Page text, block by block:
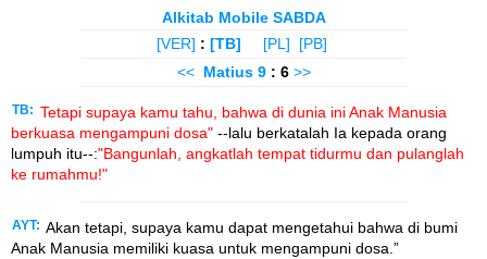
Alkitab Mobile SABDA
[VER] : [TB] [PL]
[PB]
<< Matius 9 : 6 >>
TB: Tetapi supaya kamu tahu, bahwa di dunia ini Anak Manusia
berkuasa mengampuni dosa" --lalu berkatalah Ia kepada orang
lumpuh itu--:"Bangunlah, angkatlah tempat tidurmu dan pulanglah
ke rumahmu!"
AYT: Akan tetapi, supaya kamu dapat mengetahui bahwa di bumi
Anak Manusia memiliki kuasa untuk mengampuni dosa.”